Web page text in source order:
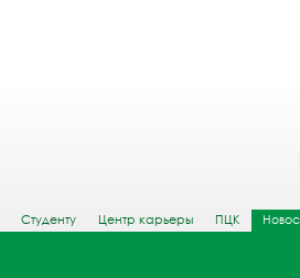
Студенту Центр карьеры ПЦК